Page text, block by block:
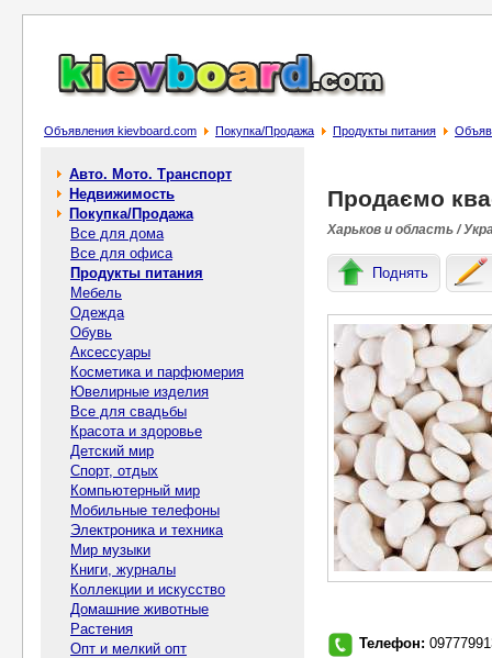
Объявления kievboard.com Покупка/Продажа Продукты питания
Авто. Мото. Транспорт
Недвижимость
Покупка/Продажа
Все для дома
Все для офиса
Продукты питания
Мебель
Одежда
Обувь
Аксессуары
Косметика и парфюмерия
Ювелирные изделия
Все для свадьбы
Красота и здоровье
Детский мир
Спорт, отдых
Компьютерный мир
Мобильные телефоны
Электроника и техника
Мир музыки
Книги, журналы
Коллекции и искусство
Домашние животные
Растения
Опт и мелкий опт
Продаємо
Харьков и область /
Поднять
Телефон: